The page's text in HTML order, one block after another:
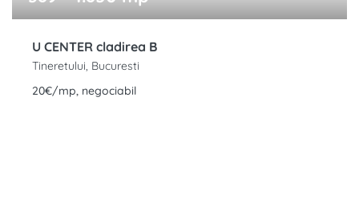
U CENTER cladirea B
Tineretului, Bucuresti
20€/mp, negociabil